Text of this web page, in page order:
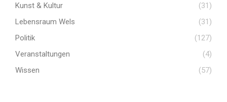
Kunst & Kultur
(31)
Lebensraum Wels
(31)
Politik
(127)
Veranstaltungen
(4)
Wissen
(57)